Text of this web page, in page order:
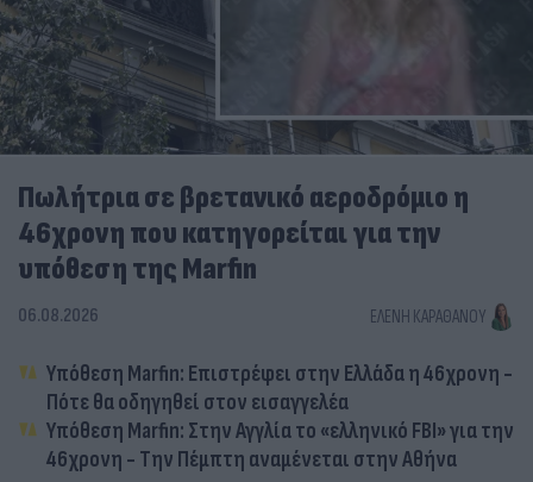
Πωλήτρια σε βρετανικό αεροδρόμιο η
46χρονη που κατηγορείται για την
υπόθεση της Marfin
06.08.2026 ΕΛΈΝΗ ΚΑΡΑΘΆΝΟΥ
Υπόθεση Marfin: Επιστρέφει στην Ελλάδα η 46χρονη -
Πότε θα οδηγηθεί στον εισαγγελέα
Υπόθεση Marfin: Στην Αγγλία το «ελληνικό FBI» για την
46χρονη - Την Πέμπτη αναμένεται στην Αθήνα